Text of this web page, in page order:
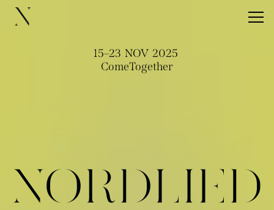
künstler:innen
15–23 NOV 2025
ComeTogether